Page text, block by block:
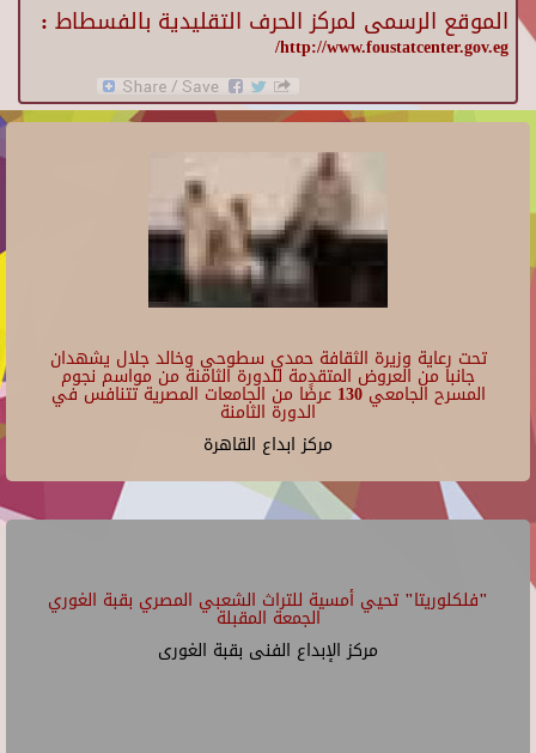
الموقع الرسمى لمركز الحرف التقليدية بالفسطاط :
http://www.foustatcenter.gov.eg/
تحت رعاية وزيرة الثقافة حمدي سطوحي وخالد جلال يشهدان
جانبا من العروض المتقدمة للدورة الثامنة من مواسم نجوم
المسرح الجامعي 130 عرضًا من الجامعات المصرية تتنافس في
الدورة الثامنة
مركز ابداع القاهرة
"فلكلوريتا" تحيي أمسية للتراث الشعبي المصري بقبة الغوري
الجمعة المقبلة
مركز الإبداع الفنى بقبة الغورى